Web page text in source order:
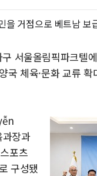
을 거점으로 베트남
서울올림픽파크텔
국 체육·문화 교류
장과
포츠
구성됐